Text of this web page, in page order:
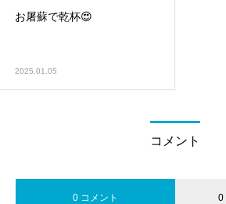
お屠蘇で乾杯😍
2025.01.05
コメント
0 コメント 0